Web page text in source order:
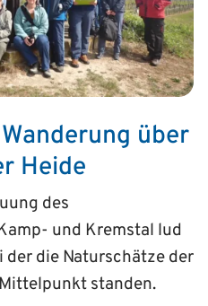
über
Heide
des
und Kremstal lud
der die Naturschätze der
standen.